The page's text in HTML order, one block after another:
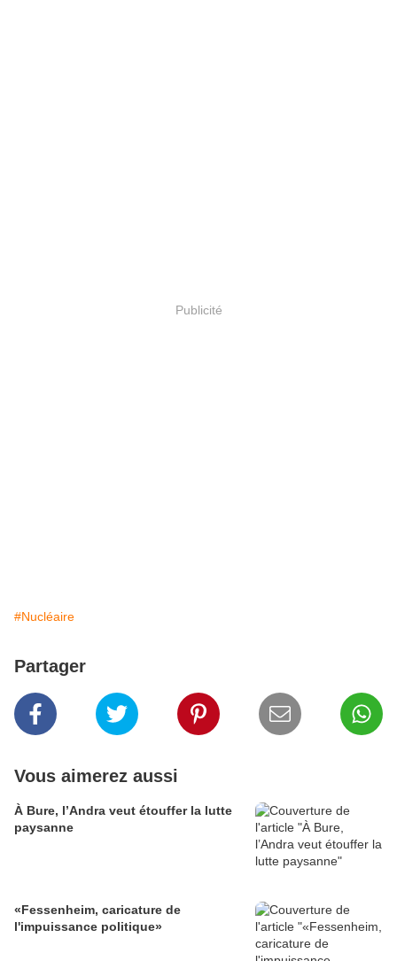
Publicité
#Nucléaire
Partager
Vous aimerez aussi
À Bure, l’Andra veut étouffer la lutte
paysanne
«Fessenheim, caricature de
l'impuissance politique»